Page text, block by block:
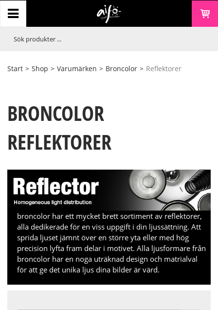
Start > Shop > Varumärken > Broncolor > Reflektorer
BRONCOLOR
REFLEKTORER
broncolor har ett mycket brett sortiment av reflektorer,
alla dedikerade för en viss uppgift i din ljussättning. Att
sprida ljuset jämnt över en större yta eller med hög
precision lyfta fram delar i motivet. Alla ljusformare från
broncolor har en noga uträknad design och matrialval
för att ge det unika ljus dina bilder är värd.